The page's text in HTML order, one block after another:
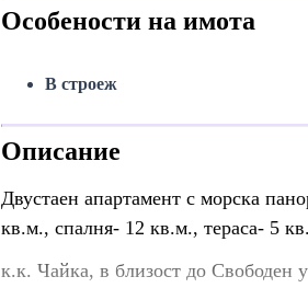
Особености на имота
В строеж
Описание
Двустаен апартамент с морска
кв.м., спалня- 12 кв.м., тераса- 5
к.к. Чайка, в близост до